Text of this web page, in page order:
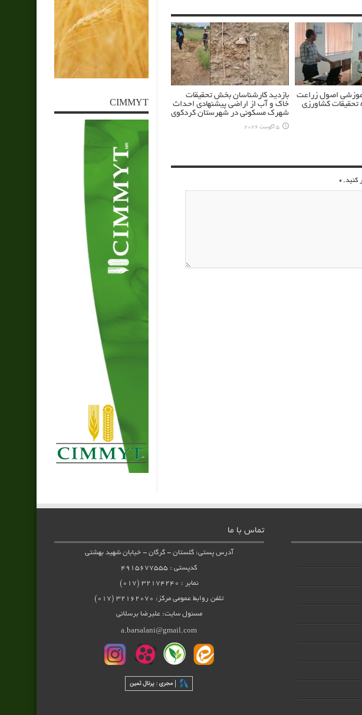
آموزشی اصول زراعت
تحقیقات کشاورزی
بازدید کارشناسان بخش تحقیقات
خاک و آب از اراضی پیشنهادی احداث
شهرک مسکونی در شهرستان کردکوی
5 آگوست 2026
کنید.*
CIMMYT
تماس با ما
آدرس پستی: گلستان - گرگان - خیابان شهید بهشتی
کدپستی : ۴۹۱۵۶۷۷۵۵۵
نمابر : ۳۲۱۷۴۲۴۰ (۰۱۷)
تلفن روابط عمومی مرکز: ۳۲۱۶۲۰۷۰ (۰۱۷)
مسئول سایت: علیرضا برسلانی
a.barsalani@gmail.com